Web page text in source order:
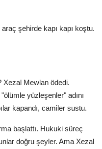
şehirde kapı kapı koştu.
Xezal Mewlan ödedi.
yüzleşenler" adını
kapandı, camiler sustu.
başlattı. Hukuki süreç
doğru şeyler. Ama Xezal